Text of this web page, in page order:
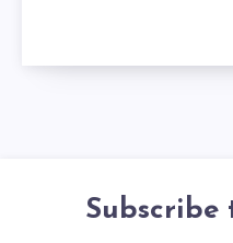
Subscribe